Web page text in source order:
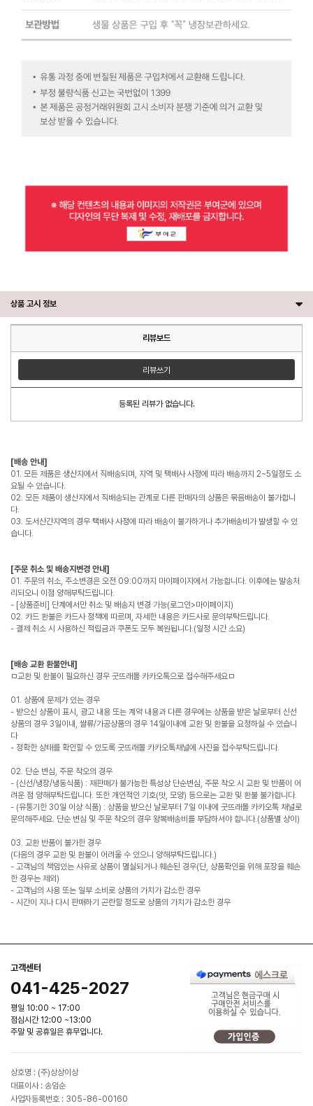
상품 고시 정보
리뷰보드
리뷰쓰기
등록된 리뷰가 없습니다.
[배송 안내]
01. 모든 제품은 생산지에서 직배송되며, 지역 및 택배사 사정에 따라 배송까지 2~5일정도 소
요될 수 있습니다.
02. 모든 제품이 생산지에서 직배송되는 관계로 다른 판매자의 상품은 묶음배송이 불가합니
다.
03. 도서산간지역의 경우 택배사 사정에 따라 배송이 불가하거나 추가배송비가 발생할 수 있
습니다.
[주문 취소 및 배송지변경 안내]
01. 주문의 취소, 주소변경은 오전 09:00까지 마이페이지에서 가능합니다. 이후에는 발송처
리되오니 이점 양해부탁드립니다.
- [상품준비] 단계에서만 취소 및 배송지 변경 가능(로그인>마이페이지)
02. 카드 환불은 카드사 정책에 따르며, 자세한 내용은 카드사로 문의부탁드립니다.
- 결제 취소 시 사용하신 적립금과 쿠폰도 모두 복원됩니다.(일정 시간 소요)
[배송 교환 환불안내]
ㅁ교환 및 환불이 필요하신 경우 굿뜨래몰 카카오톡으로 접수해주세요ㅁ
01. 상품에 문제가 있는 경우
- 받으신 상품이 표시, 광고 내용 또는 계약 내용과 다른 경우에는 상품을 받은 날로부터 신선
상품의 경우 3일이내, 쌀류/가공상품의 경우 14일이내에 교환 및 환불을 요청하실 수 있습니
다
- 정확한 상태를 확인할 수 있도록 굿뜨래몰 카카오톡채널에 사진을 접수부탁드립니다.
02. 단순 변심, 주문 착오의 경우
- (신선/냉장/냉동식품) : 재판매가 불가능한 특성상 단순변심, 주문 착오 시 교환 및 반품이 어
려운 점 양해부탁드립니다. 또한 개인적인 기호(맛, 모양) 등으로는 교환 및 환불 불가합니다.
- (유통기한 30일 이상 식품) : 상품을 받으신 날로부터 7일 이내에 굿뜨래몰 카카오톡 채널로
문의해주세요. 단순 변심 및 주문 착오의 경우 왕복배송비를 부담하셔야 합니다.(상품별 상이)
03. 교환 반품이 불가한 경우
(다음의 경우 교환 및 환불이 어려울 수 있으니 양해부탁드립니다.)
- 고객님의 책임있는 사유로 상품이 멸실되거나 훼손된 경우(단, 상품확인을 위해 포장을 훼손
한 경우는 제외)
- 고객님의 사용 또는 일부 소비로 상품의 가치가 감소한 경우
- 시간이 지나 다시 판매하기 곤란할 정도로 상품의 가치가 감소한 경우
고객센터
041-425-2027
평일 10:00 ~ 17:00
점심시간 12:00 ~13:00
주말 및 공휴일은 휴무입니다.
상호명 : (주)상상이상
대표이사 : 송임순
사업자등록번호 : 305-86-00160